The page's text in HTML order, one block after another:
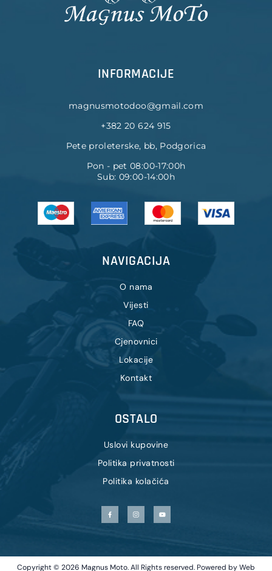
NAVIGACIJA
O nama
Vijesti
FAQ
Cjenovnici
Lokacije
Kontakt
INFORMACIJE
magnusmotodoo@gmail.com
+382 20 624 915
Pete proleterske, bb, Podgorica
Pon - pet 08:00-17:00h
Sub: 09:00-14:00h
OSTALO
Uslovi kupovine
Politika privatnosti
Politika kolačića
Copyright © 2026 Magnus Moto. All Rights reserved. Powered byWeb